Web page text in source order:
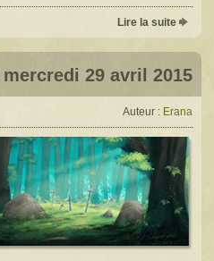
Lire la suite
29 avril 2015
Auteur : Erana